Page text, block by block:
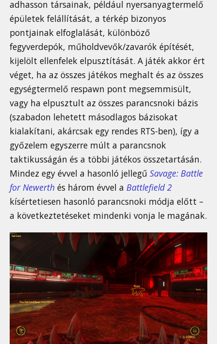
adhasson társainak, például nyersanyagtermelő
épületek felállítását, a térkép bizonyos
pontjainak elfoglalását, különböző
fegyverdepók, műholdvevők/zavarók építését,
kijelölt ellenfelek elpusztítását. A játék akkor ért
véget, ha az összes játékos meghalt és az összes
egységtermelő respawn pont megsemmisült,
vagy ha elpusztult az összes parancsnoki bázis
(szabadon lehetett másodlagos bázisokat
kialakítani, akárcsak egy rendes RTS-ben), így a
győzelem egyszerre múlt a parancsnok
taktikusságán és a többi játékos összetartásán.
Mindez egy évvel a hasonló jellegű Savage: Battle
for Newerth és három évvel a Battlefield 2
kísértetiesen hasonló parancsnoki módja előtt –
a következtetéseket mindenki vonja le magának.